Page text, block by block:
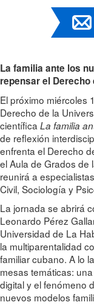
La familia ante los
repensar el
El próximo miércoles
Derecho de la
científica La familia
de reflexión
enfrenta el Derecho
el Aula de Grados de
reunirá a
Civil, Sociología y
La jornada se abrirá
Leonardo Pérez
Universidad de La
la multiparentalidad
familiar cubano. A lo
mesas temáticas:
digital y el fenómeno
nuevos modelos